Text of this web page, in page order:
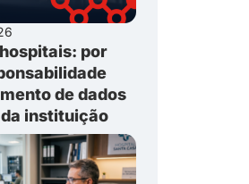
hospitais: por
de dados
instituição